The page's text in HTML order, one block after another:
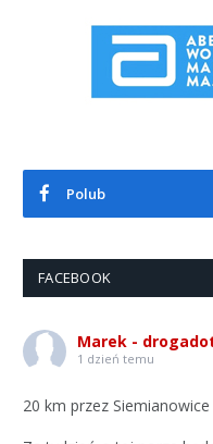
Polub
FACEBOOK
Marek -
1 dzień temu
20 km przez